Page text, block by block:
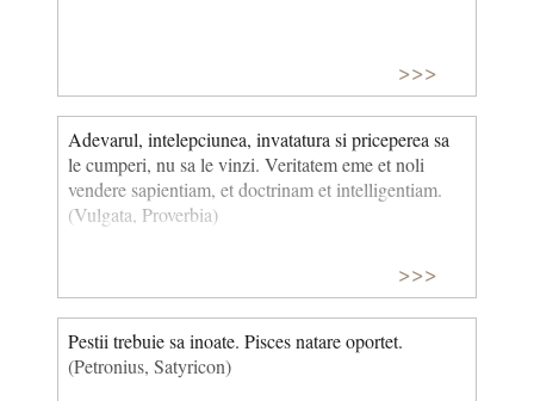
>>>
Adevarul, intelepciunea, invatatura si priceperea sa
le cumperi, nu sa le vinzi. Veritatem eme et noli
vendere sapientiam, et doctrinam et intelligentiam.
(Vulgata, Proverbia)
>>>
Pestii trebuie sa inoate. Pisces natare oportet.
(Petronius, Satyricon)